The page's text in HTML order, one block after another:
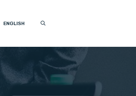
ENGLISH